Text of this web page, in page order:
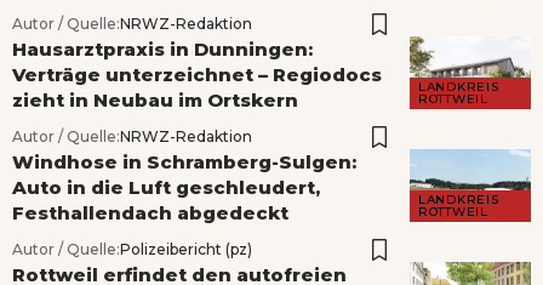
Autor / Quelle:NRWZ-Redaktion
LANDKREIS
ROTTWEIL
Hausarztpraxis in Dunningen:
Verträge unterzeichnet – Regiodocs
zieht in Neubau im Ortskern
Autor / Quelle:NRWZ-Redaktion
LANDKREIS
ROTTWEIL
Windhose in Schramberg-Sulgen:
Auto in die Luft geschleudert,
Festhallendach abgedeckt
Autor / Quelle:Polizeibericht (pz)
Rottweil erfindet den autofreien